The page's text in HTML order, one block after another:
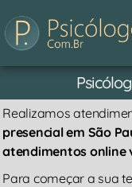
Realizamos
presencial em São
atendimentos online
Para começar a sua